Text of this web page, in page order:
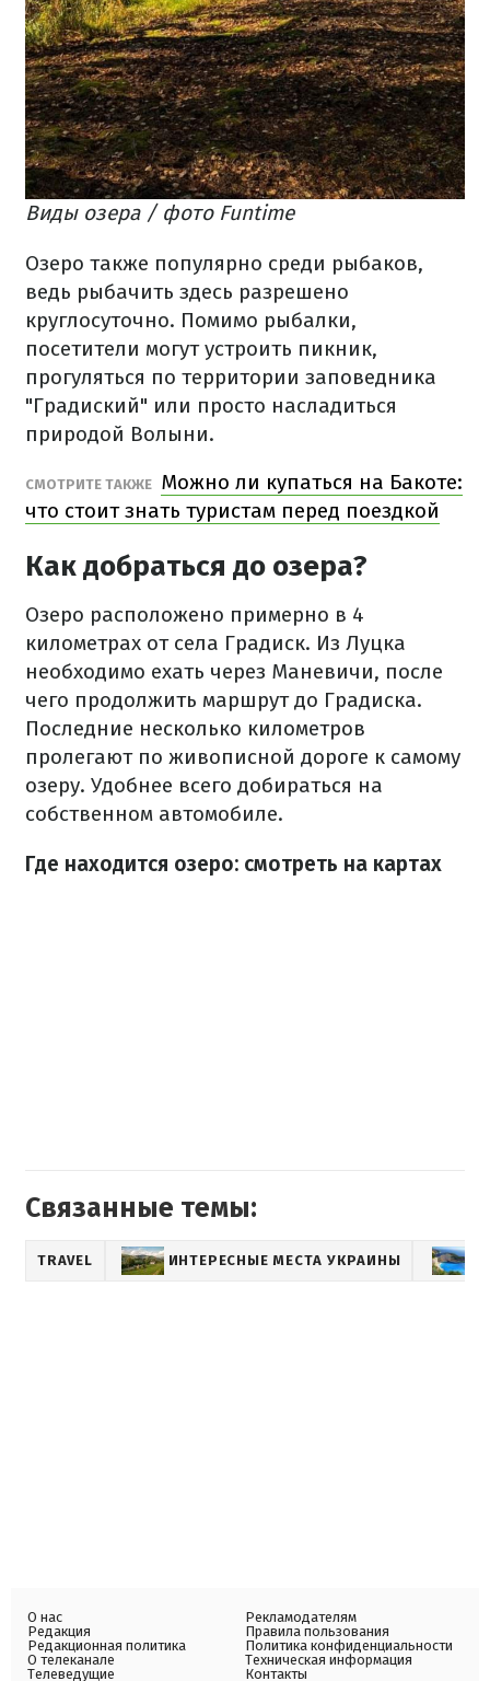
Виды озера / фото Funtime
Озеро также популярно среди рыбаков,
ведь рыбачить здесь разрешено
круглосуточно. Помимо рыбалки,
посетители могут устроить пикник,
прогуляться по территории заповедника
"Градиский" или просто насладиться
природой Волыни.
СМОТРИТЕ ТАКЖЕ Можно ли купаться на Бакоте:
что стоит знать туристам перед поездкой
Как добраться до озера?
Озеро расположено примерно в 4
километрах от села Градиск. Из Луцка
необходимо ехать через Маневичи, после
чего продолжить маршрут до Градиска.
Последние несколько километров
пролегают по живописной дороге к самому
озеру. Удобнее всего добираться на
собственном автомобиле.
Где находится озеро: смотреть на картах
Связанные темы:
TRAVEL ИНТЕРЕСНЫЕ МЕСТА УКРАИНЫ
О нас
Редакция
Редакционная политика
О телеканале
Телеведущие
Рекламодателям
Правила пользования
Политика конфиденциальности
Техническая информация
Контакты